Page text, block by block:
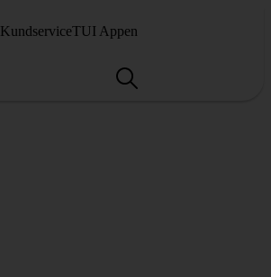
KundserviceTUI Appen